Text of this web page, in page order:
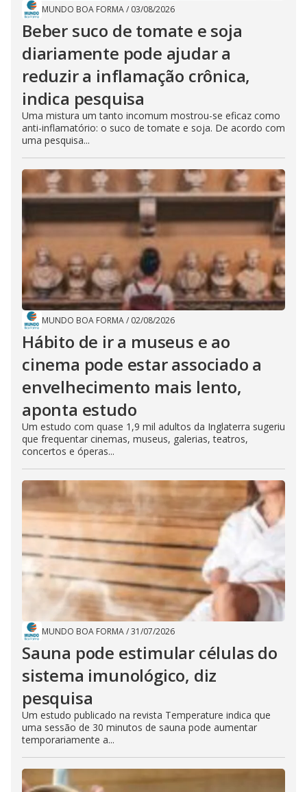
MUNDO BOA FORMA/ 03/08/2026
Beber suco de tomate e soja
diariamente pode ajudar a
reduzir a inflamação crônica,
indica pesquisa
Uma mistura um tanto incomum mostrou-se eficaz como
anti-inflamatório: o suco de tomate e soja. De acordo com
uma pesquisa...
MUNDO BOA FORMA/ 02/08/2026
Hábito de ir a museus e ao
cinema pode estar associado a
envelhecimento mais lento,
aponta estudo
Um estudo com quase 1,9 mil adultos da Inglaterra sugeriu
que frequentar cinemas, museus, galerias, teatros,
concertos e óperas...
MUNDO BOA FORMA/31/07/2026
Sauna pode estimular células do
sistema imunológico, diz
pesquisa
Um estudo publicado na revista Temperature indica que
uma sessão de 30 minutos de sauna pode aumentar
temporariamente a...